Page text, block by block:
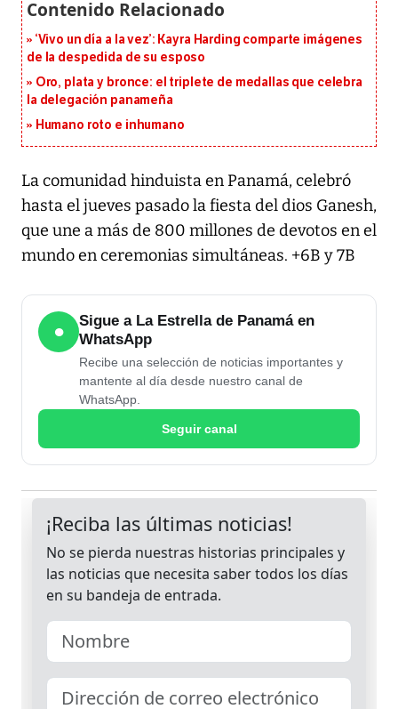
‘Vivo un día a la vez’: Kayra Harding comparte imágenes
de la despedida de su esposo
Oro, plata y bronce: el triplete de medallas que celebra
la delegación panameña
Humano roto e inhumano
La comunidad hinduista en Panamá, celebró
hasta el jueves pasado la fiesta del dios Ganesh,
que une a más de 800 millones de devotos en el
mundo en ceremonias simultáneas. +6B y 7B
●
Sigue a La Estrella de Panamá en
WhatsApp
Recibe una selección de noticias importantes y
mantente al día desde nuestro canal de
WhatsApp.
Seguir canal